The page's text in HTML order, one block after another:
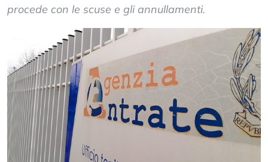
procede con le scuse e gli annullamenti.